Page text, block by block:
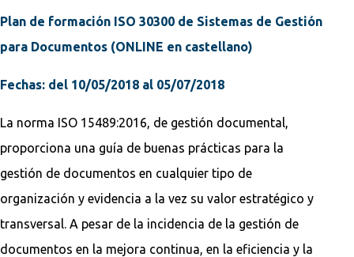
Plan de formación ISO 30300 de Sistemas de Gestión
para Documentos (ONLINE en castellano)
Fechas: del 10/05/2018 al 05/07/2018
La norma ISO 15489:2016, de gestión documental,
proporciona una guía de buenas prácticas para la
gestión de documentos en cualquier tipo de
organización y evidencia a la vez su valor estratégico y
transversal. A pesar de la incidencia de la gestión de
documentos en la mejora continua, en la eficiencia y la